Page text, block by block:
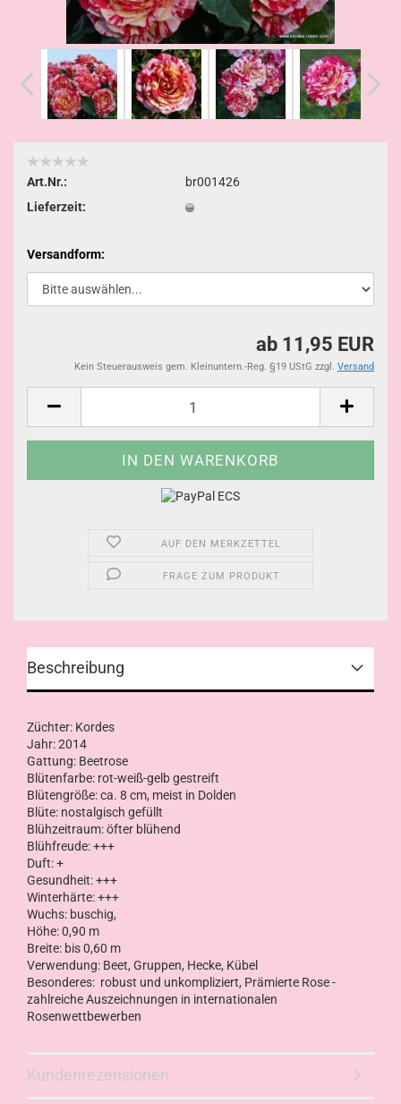
Art.Nr.:
br001426
Lieferzeit:
Versandform:
ab 11,95 EUR
Kein Steuerausweis gem. Kleinuntern.-Reg. §19 UStG zzgl. Versand
AUF DEN MERKZETTEL
FRAGE ZUM PRODUKT
Beschreibung
Züchter: Kordes
Jahr: 2014
Gattung: Beetrose
Blütenfarbe: rot-weiß-gelb gestreift
Blütengröße: ca. 8 cm, meist in Dolden
Blüte: nostalgisch gefüllt
Blühzeitraum: öfter blühend
Blühfreude: +++
Duft: +
Gesundheit: +++
Winterhärte: +++
Wuchs: buschig,
Höhe: 0,90 m
Breite: bis 0,60 m
Verwendung: Beet, Gruppen, Hecke, Kübel
Besonderes: robust und unkompliziert, Prämierte Rose -
zahlreiche Auszeichnungen in internationalen
Rosenwettbewerben
Kundenrezensionen